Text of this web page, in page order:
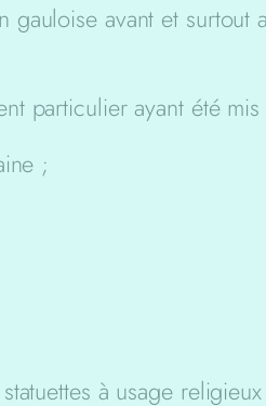
gauloise avant et
particulier ayant été
;
à usage